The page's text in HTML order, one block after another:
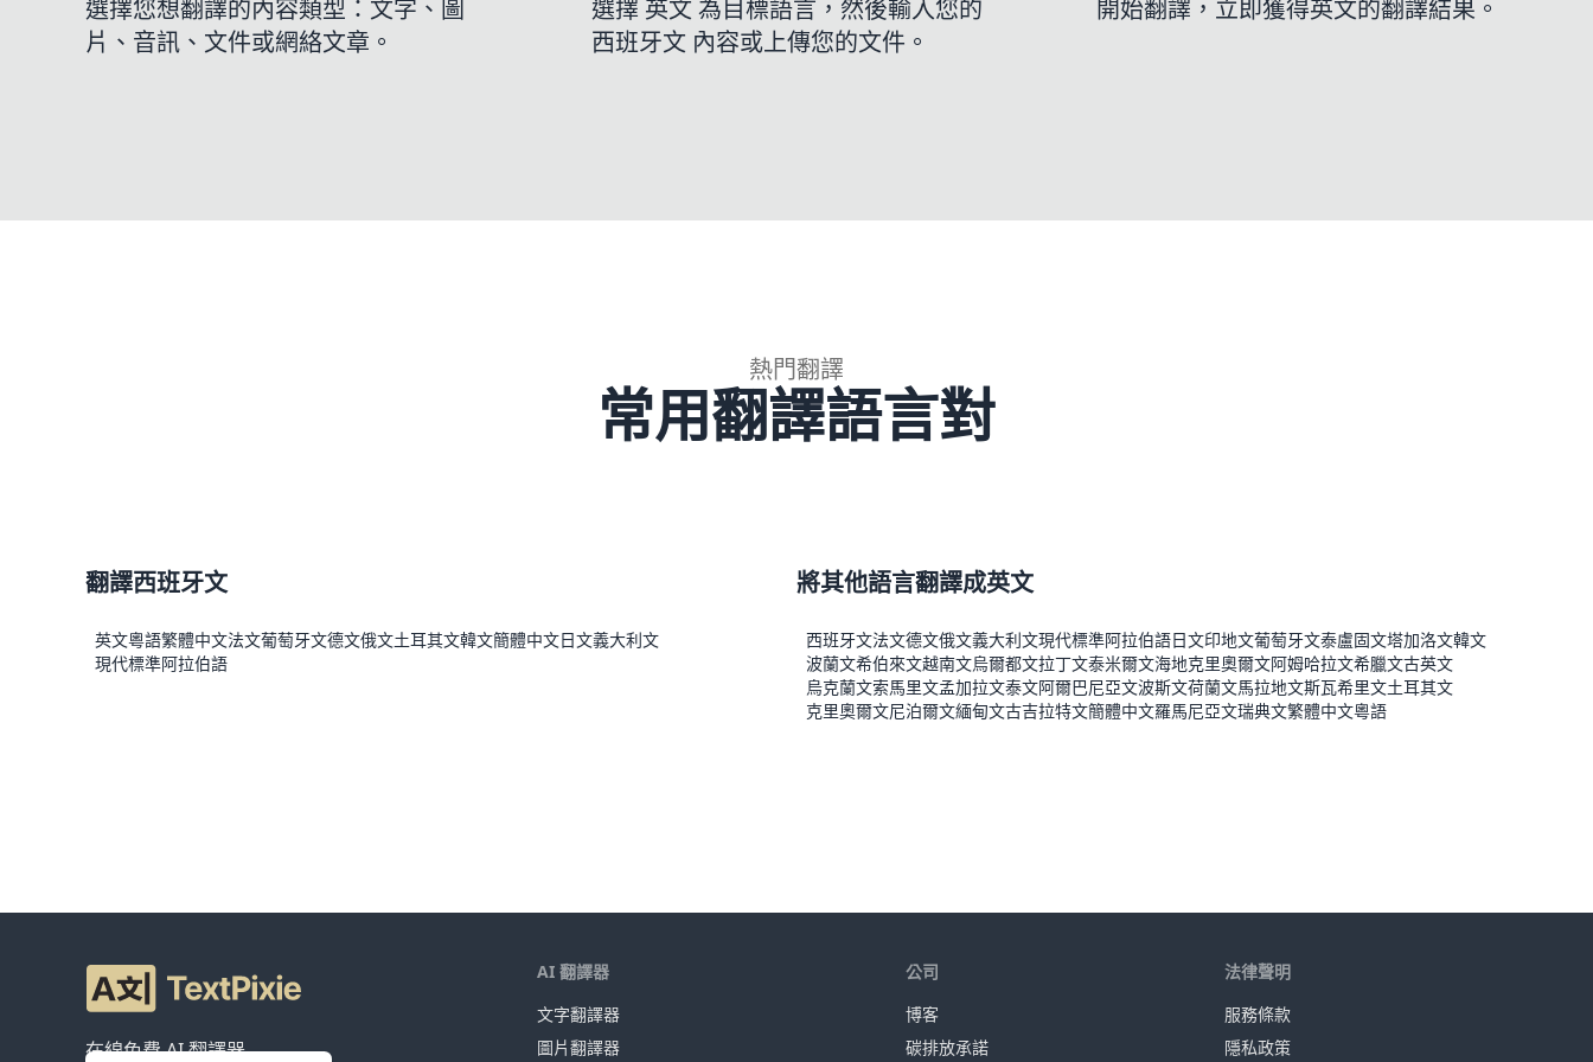
選擇您想翻譯的內容類型：文字、圖
片、音訊、文件或網絡文章。
選擇 英文 為目標語言，然後輸入您的
西班牙文 內容或上傳您的文件。
開始翻譯，立即獲得英文的翻譯結果。
熱門翻譯
常用翻譯語言對
翻譯西班牙文
英文粵語繁體中文法文葡萄牙文德文俄文土耳其文韓文簡體中文日文義大利文
現代標準阿拉伯語
將其他語言翻譯成英文
西班牙文法文德文俄文義大利文現代標準阿拉伯語日文印地文葡萄牙文泰盧固文塔加洛文韓文
波蘭文希伯來文越南文烏爾都文拉丁文泰米爾文海地克里奧爾文阿姆哈拉文希臘文古英文
烏克蘭文索馬里文孟加拉文泰文阿爾巴尼亞文波斯文荷蘭文馬拉地文斯瓦希里文土耳其文
克里奧爾文尼泊爾文緬甸文古吉拉特文簡體中文羅馬尼亞文瑞典文繁體中文粵語
在線免費 AI 翻譯器
AI 翻譯器
文字翻譯器
圖片翻譯器
公司
博客
碳排放承諾
法律聲明
服務條款
隱私政策